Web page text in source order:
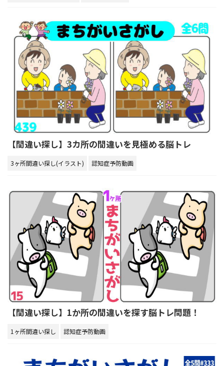
【間違い探し】3カ所の間違いを見極める脳トレ
3ヶ所間違い探し(イラスト) 認知症予防動画
【間違い探し】1か所の間違いを探す脳トレ問題！
1ヶ所間違い探し 認知症予防動画